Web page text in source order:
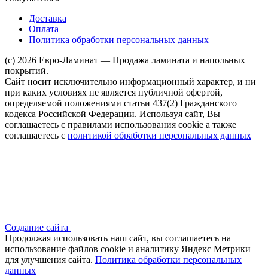
Доставка
Оплата
Политика обработки персональных данных
(c) 2026 Евро-Ламинат — Продажа ламината и напольных
покрытий.
Сайт носит исключительно информационный характер, и ни
при каких условиях не является публичной офертой,
определяемой положениями статьи 437(2) Гражданского
кодекса Российской Федерации. Используя сайт, Вы
соглашаетесь с правилами использования cookie а также
соглашаетесь с политикой обработки персональных данных
Создание сайта
Продолжая использовать наш сайт, вы соглашаетесь на
использование файлов сооkіе и аналитику Яндекс Метрики
для улучшения сайта. Политика обработки персональных
данных